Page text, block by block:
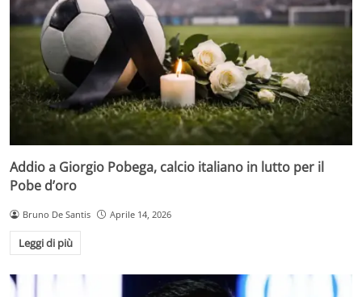
Addio a Giorgio Pobega, calcio italiano in lutto per il
Pobe d’oro
Bruno De Santis Aprile 14, 2026
Leggi di più